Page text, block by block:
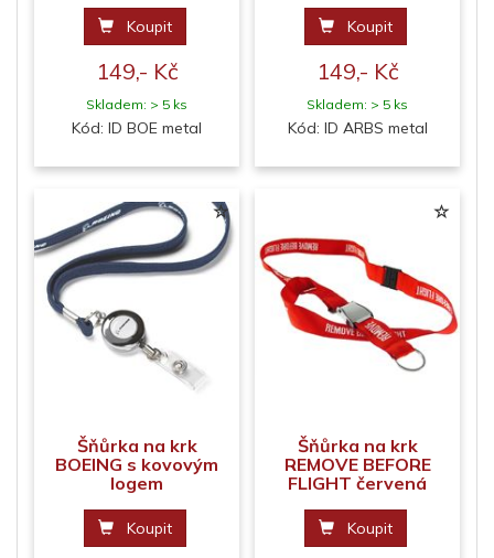
Koupit
149,- Kč
Skladem: > 5 ks
Kód: ID BOE metal
Koupit
149,- Kč
Skladem: > 5 ks
Kód: ID ARBS metal
Šňůrka na krk
BOEING s kovovým
logem
Koupit
Šňůrka na krk
REMOVE BEFORE
FLIGHT červená
Koupit